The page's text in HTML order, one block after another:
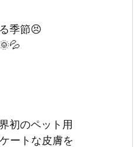
季節😣
初のペット用
ートな皮膚を